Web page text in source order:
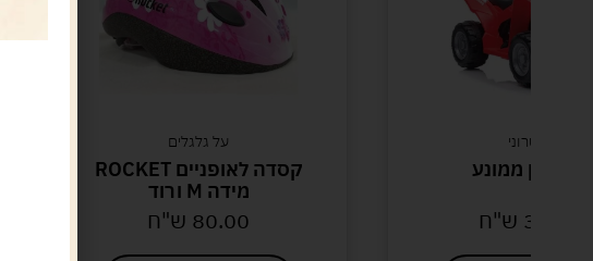
אלקטרוני
ממונע
389.00 ש"ח
על גלגלים
קסדה לאופניים ROCKET
מידה M ורוד
80.00 ש"ח